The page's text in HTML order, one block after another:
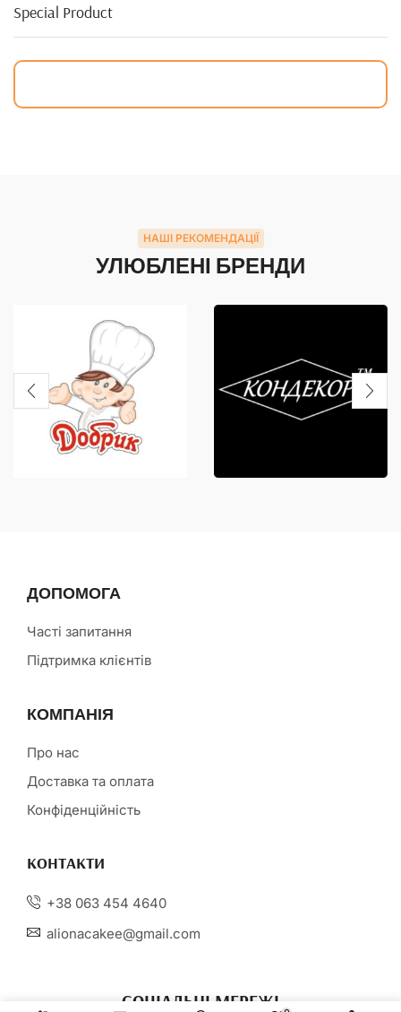
Special Product
НАШІ РЕКОМЕНДАЦІЇ
УЛЮБЛЕНІ БРЕНДИ
ДОПОМОГА
Часті запитання
Підтримка клієнтів
КОМПАНІЯ
Про нас
Доставка та оплата
Конфіденційність
КОНТАКТИ
+38 063 454 4640
alionacakee@gmail.com
СОЦІАЛЬНІ МЕРЕЖІ